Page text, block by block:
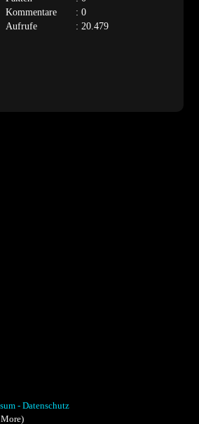
Kommentare
: 0
Aufrufe
: 20.479
- Datenschutz